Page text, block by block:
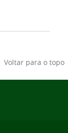
Voltar para o topo